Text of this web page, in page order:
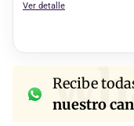
Ver detalle
Recibe
nuestro